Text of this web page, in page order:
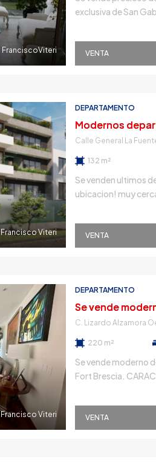
FranciscoViteri
exclusiva de San
saunas y dos baños
Ascensor directo
Baño de […]
VENTA
Francisco Viteri
DEPARTAMENTO
Calle General La
132 m²
Se venden ultimos
ubicacion! muy
para brindarte el
con terraza-balcon
baño de servicio
VENTA
Francisco Viteri
DEPARTAMENTO
C. Lizardo Alzamora
220 m²
Se vende moderno
Fort Brescia.
moderna con isla en
Tres dormitorios,
VENTA